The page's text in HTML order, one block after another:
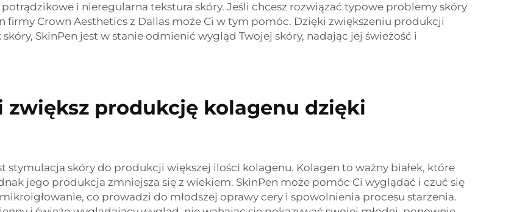
i nieregularna tekstura skóry. Jeśli chcesz rozwiązać typowe problemy skóry
Crown Aesthetics z Dallas może Ci w tym pomóc. Dzięki zwiększeniu produkcji
SkinPen jest w stanie odmienić wygląd Twojej skóry, nadając jej świeżość i
zwiększ produkcję kolagenu dzięki
stymulacja skóry do produkcji większej ilości kolagenu. Kolagen to ważny białek, które
jego produkcja zmniejsza się z wiekiem. SkinPen może pomóc Ci wyglądać i czuć się
co prowadzi do młodszej oprawy cery i spowolnienia procesu starzenia.